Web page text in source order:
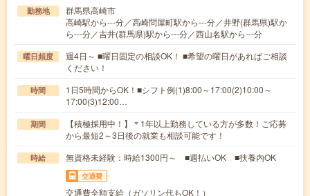
勤務地
群馬県高崎市
高崎駅から---分／高崎問屋町駅から---分／井野(群馬県)駅か
ら---分／吉井(群馬県)駅から---分／西山名駅から---分
曜日頻度
週4日～ ■曜日固定の相談OK！ ■希望の曜日があればご相談
ください！
時間
1日5時間からOK！■シフト例(1)8:00～17:00(2)10:00～
17:00(3)12:00…
期間
【積極採用中！】＊1年以上勤務している方が多数！ご応募
から最短2～3日後の就業も相談可能です！
時給 無資格未経験：時給1300円～ ■週払いOK ■扶養内OK
交通費
交通費全額支給（ガソリン代もOK！）